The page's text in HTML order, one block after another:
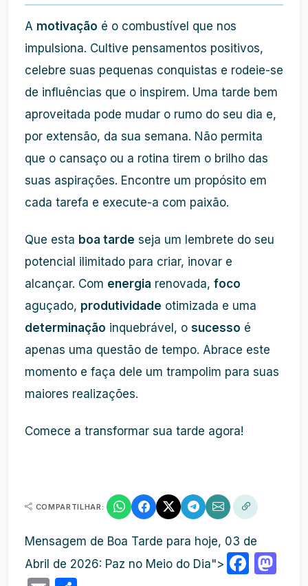
A motivação é o combustível que nos
impulsiona. Cultive pensamentos positivos,
celebre suas pequenas conquistas e rodeie-se
de influências que o inspirem. Uma tarde bem
aproveitada pode mudar o rumo do seu dia e,
por extensão, da sua semana. Não permita
que o cansaço ou a rotina tirem o brilho das
suas aspirações. Encontre um propósito em
cada tarefa e execute-a com paixão.
Que esta boa tarde seja um lembrete do seu
potencial ilimitado para criar, inovar e
alcançar. Com energia renovada, foco
aguçado, produtividade otimizada e uma
determinação inquebrável, o sucesso é
apenas uma questão de tempo. Abrace este
momento e faça dele um trampolim para suas
maiores realizações.
Comece a transformar sua tarde agora!
COMPARTILHAR:
Mensagem de Boa Tarde para hoje, 03 de
Abril de 2026: Paz no Meio do Dia">